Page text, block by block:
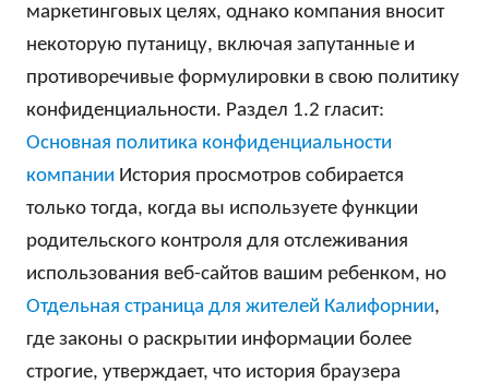
маркетинговых целях, однако компания вносит
некоторую путаницу, включая запутанные и
противоречивые формулировки в свою политику
конфиденциальности. Раздел 1.2 гласит:
Основная политика конфиденциальности
компании История просмотров собирается
только тогда, когда вы используете функции
родительского контроля для отслеживания
использования веб-сайтов вашим ребенком, но
Отдельная страница для жителей Калифорнии,
где законы о раскрытии информации более
строгие, утверждает, что история браузера